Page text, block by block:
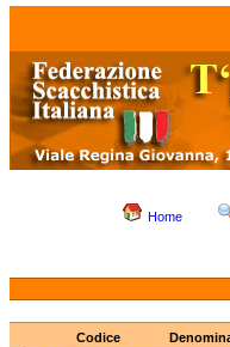
Home
Codice